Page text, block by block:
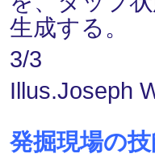
生成する。
3/3
Illus.Joseph
発掘現場の